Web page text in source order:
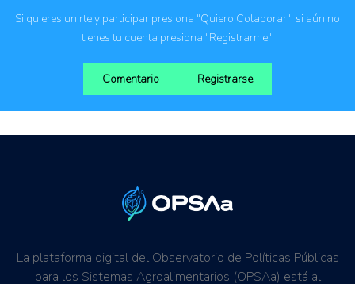
Si quieres unirte y participar presiona "Quiero Colaborar"; si aún no
tienes tu cuenta presiona "Registrarme".
Comentario Registrarse
La plataforma digital del Observatorio de Políticas Públicas
para los Sistemas Agroalimentarios (OPSAa) está al